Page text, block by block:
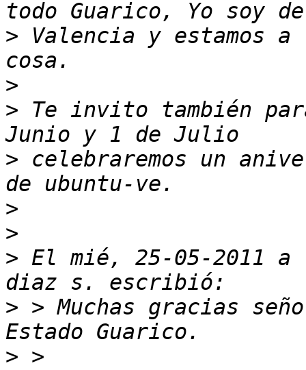
> Valencia y estamos
>
> Te invito también
> celebraremos un
>
>
> El mié, 25-05-2011
> > Muchas gracias
>